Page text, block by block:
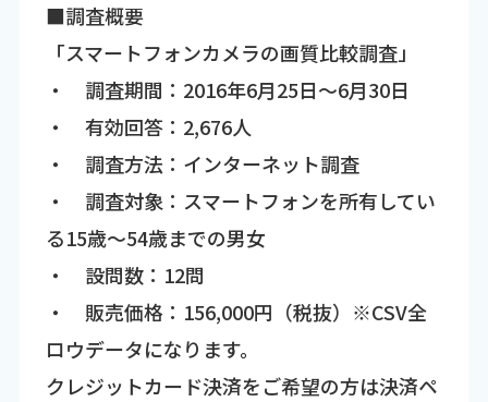
■調査概要
「スマートフォンカメラの画質比較調査」
・ 調査期間：2016年6月25日～6月30日
・ 有効回答：2,676人
・ 調査方法：インターネット調査
・ 調査対象：スマートフォンを所有してい
る15歳～54歳までの男女
・ 設問数：12問
・ 販売価格：156,000円（税抜）※CSV全
ロウデータになります。
クレジットカード決済をご希望の方は決済ペ